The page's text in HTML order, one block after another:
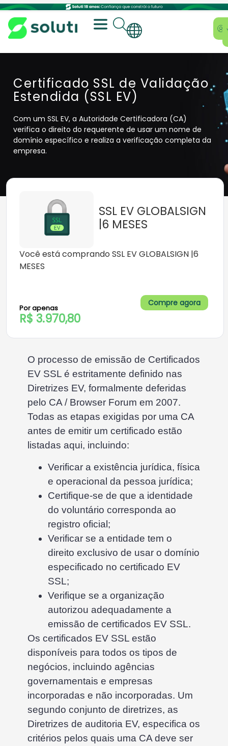
Certificado SSL de Validação
Estendida (SSL EV)
Com um SSL EV, a Autoridade Certificadora (CA)
verifica o direito do requerente de usar um nome de
domínio específico e realiza a verificação completa da
empresa.
SSL EV GLOBALSIGN
|6 MESES
Você está comprando SSL EV GLOBALSIGN |6
MESES
Por apenas
R$ 3.970,80
Compre agora
O processo de emissão de Certificados
EV SSL é estritamente definido nas
Diretrizes EV, formalmente deferidas
pelo CA / Browser Forum em 2007.
Todas as etapas exigidas por uma CA
antes de emitir um certificado estão
listadas aqui, incluindo:
Verificar a existência jurídica, física
e operacional da pessoa jurídica;
Certifique-se de que a identidade
do voluntário corresponda ao
registro oficial;
Verificar se a entidade tem o
direito exclusivo de usar o domínio
especificado no certificado EV
SSL;
Verifique se a organização
autorizou adequadamente a
emissão de certificados EV SSL.
Os certificados EV SSL estão
disponíveis para todos os tipos de
negócios, incluindo agências
governamentais e empresas
incorporadas e não incorporadas. Um
segundo conjunto de diretrizes, as
Diretrizes de auditoria EV, especifica os
critérios pelos quais uma CA deve ser